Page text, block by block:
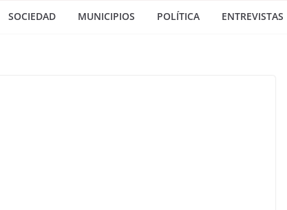
SOCIEDAD MUNICIPIOS POLÍTICA ENTREVISTAS